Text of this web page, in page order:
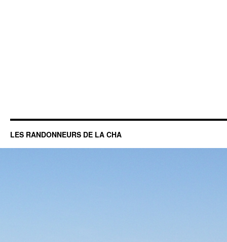
LES RANDONNEURS DE LA CHA